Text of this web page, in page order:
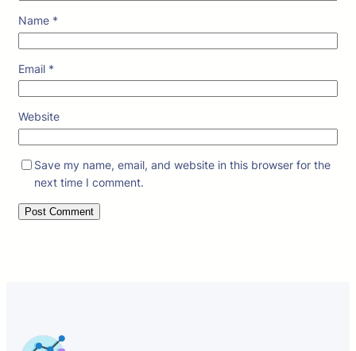
Name *
Email *
Website
Save my name, email, and website in this browser for the
next time I comment.